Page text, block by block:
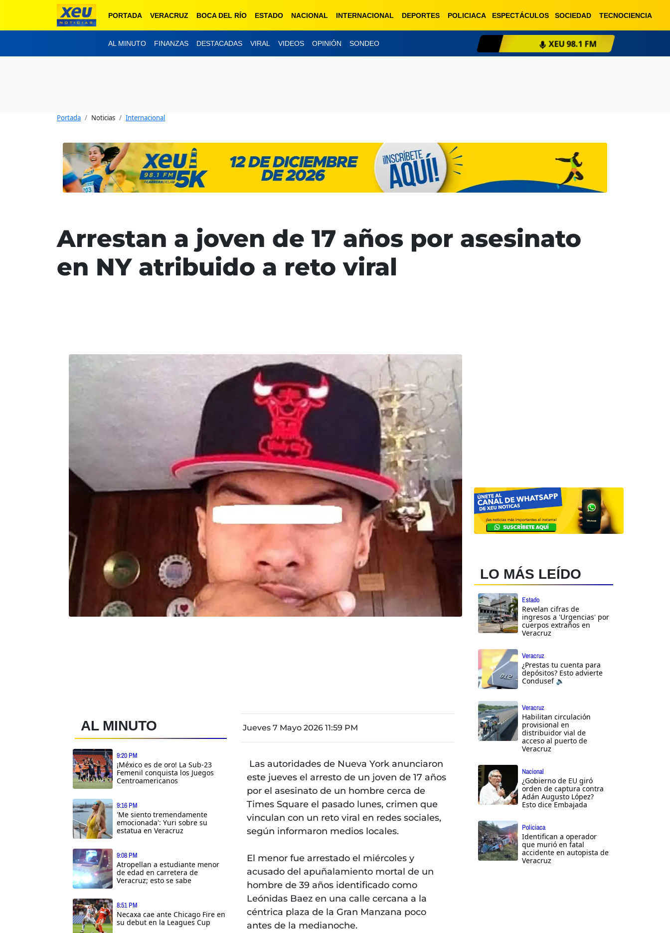
PORTADA VERACRUZ BOCA DEL RÍO ESTADO NACIONAL INTERNACIONAL DEPORTES POLICIACA ESPECTÁCULOS SOCIEDAD TECNOCIENCIA
AL MINUTO FINANZAS DESTACADAS VIRAL VIDEOS OPINIÓN SONDEO XEU 98.1 FM
Portada Noticias Internacional
Arrestan a joven de 17 años por asesinato
en NY atribuido a reto viral
AL MINUTO
9:20 PM
¡México es de oro! La Sub-23
Femenil conquista los Juegos
Centroamericanos
9:16 PM
'Me siento tremendamente
emocionada': Yuri sobre su
estatua en Veracruz
9:08 PM
Atropellan a estudiante menor
de edad en carretera de
Veracruz; esto se sabe
8:51 PM
Necaxa cae ante Chicago Fire en
su debut en la Leagues Cup
Jueves 7 Mayo 2026 11:59 PM
Las autoridades de Nueva York anunciaron
este jueves el arresto de un joven de 17 años
por el asesinato de un hombre cerca de
Times Square el pasado lunes, crimen que
vinculan con un reto viral en redes sociales,
según informaron medios locales.
El menor fue arrestado el miércoles y
acusado del apuñalamiento mortal de un
hombre de 39 años identificado como
Leónidas Baez en una calle cercana a la
céntrica plaza de la Gran Manzana poco
antes de la medianoche.
LO MÁS LEÍDO
Estado
Revelan cifras de
ingresos a 'Urgencias' por
cuerpos extraños en
Veracruz
Veracruz
¿Prestas tu cuenta para
depósitos? Esto advierte
Condusef 🔈
Veracruz
Habilitan circulación
provisional en
distribuidor vial de
acceso al puerto de
Veracruz
Nacional
¿Gobierno de EU giró
orden de captura contra
Adán Augusto López?
Esto dice Embajada
Policiaca
Identifican a operador
que murió en fatal
accidente en autopista de
Veracruz